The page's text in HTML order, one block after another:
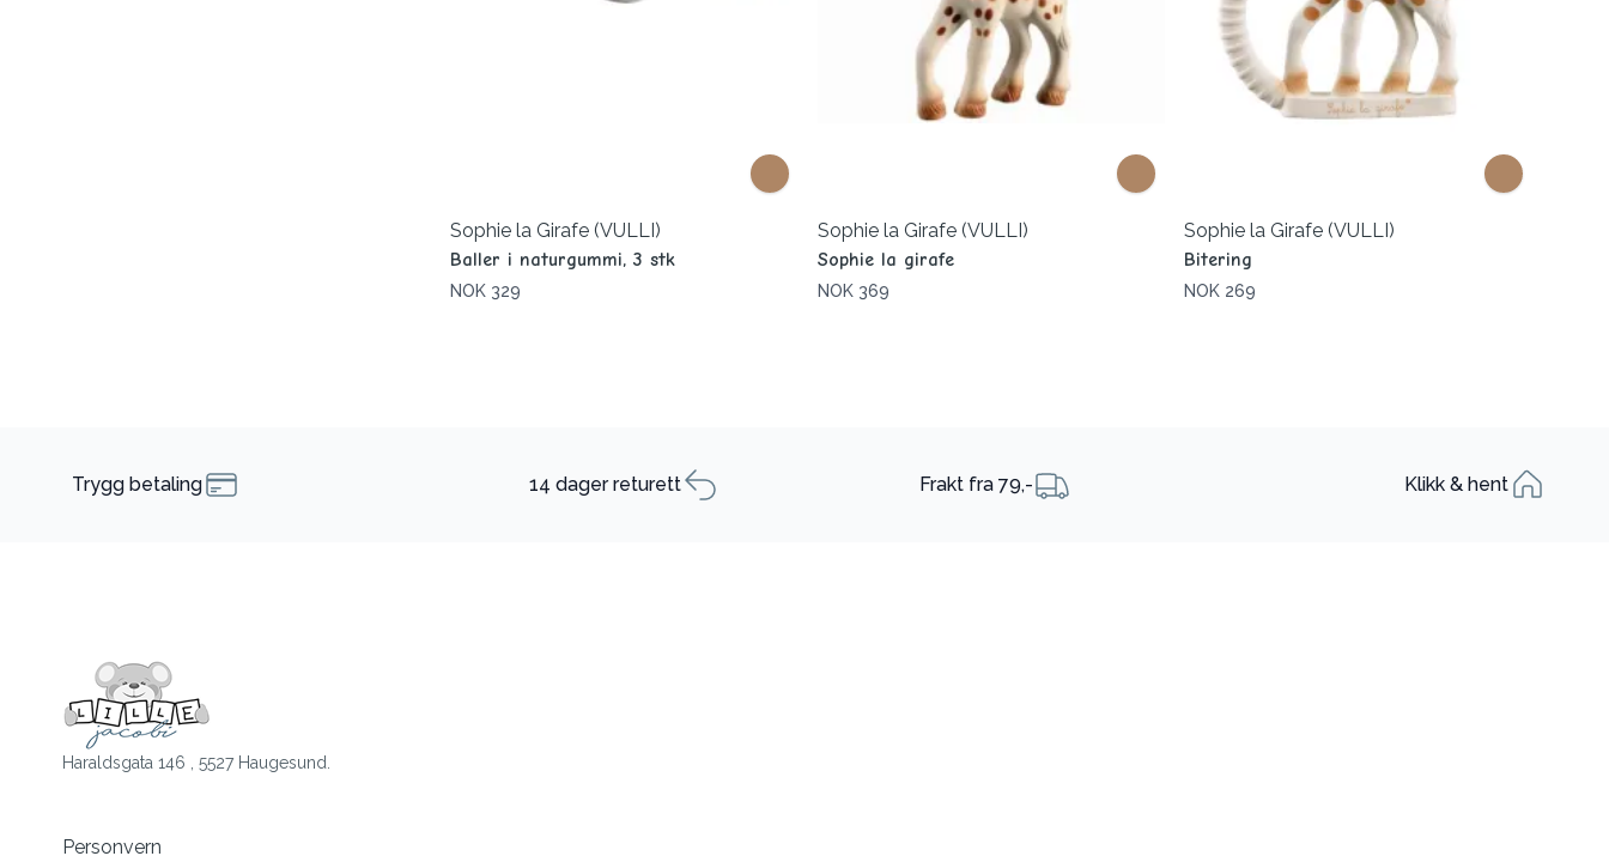
Sophie la Girafe (VULLI)
Baller i naturgummi, 3 stk
NOK 329
Sophie la Girafe (VULLI)
Sophie la girafe
NOK 369
Sophie la Girafe (VULLI)
Bitering
NOK 269
Trygg betaling 14 dager returett Frakt fra 79,- Klikk & hent
Haraldsgata 146 , 5527 Haugesund.
Personvern